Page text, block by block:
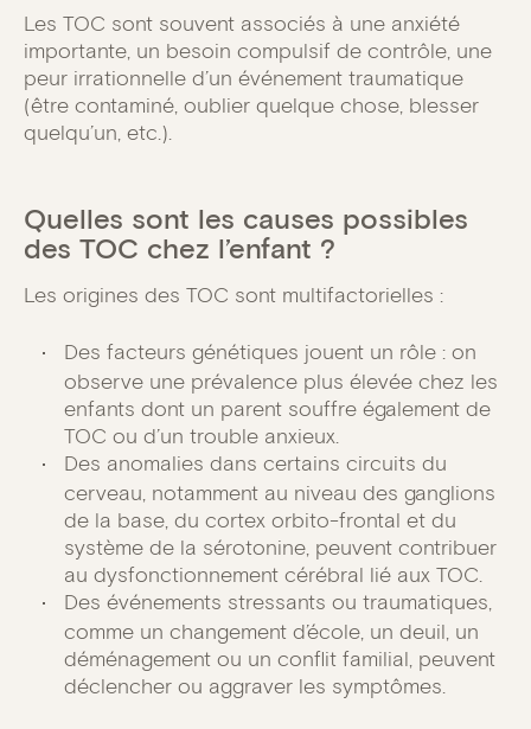
Les TOC sont souvent associés à une anxiété
importante, un besoin compulsif de contrôle, une
peur irrationnelle d’un événement traumatique
(être contaminé, oublier quelque chose, blesser
quelqu’un, etc.).
Quelles sont les causes possibles
des TOC chez l’enfant ?
Les origines des TOC sont multifactorielles :
Des facteurs génétiques jouent un rôle : on
observe une prévalence plus élevée chez les
enfants dont un parent souffre également de
TOC ou d’un trouble anxieux.
Des anomalies dans certains circuits du
cerveau, notamment au niveau des ganglions
de la base, du cortex orbito-frontal et du
système de la sérotonine, peuvent contribuer
au dysfonctionnement cérébral lié aux TOC.
Des événements stressants ou traumatiques,
comme un changement d’école, un deuil, un
déménagement ou un conflit familial, peuvent
déclencher ou aggraver les symptômes.